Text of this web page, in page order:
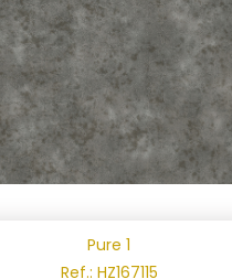
Pure 1
Ref.: HZ167115